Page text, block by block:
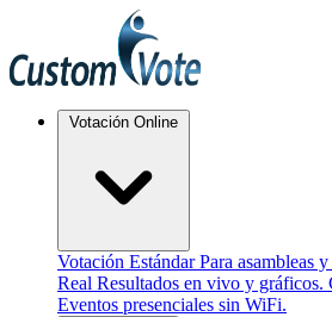
Votación Online
Votación Estándar Para asambleas
Real Resultados en vivo y gráficos.
Eventos presenciales sin WiFi.